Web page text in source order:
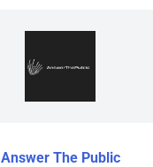
Answer The Public